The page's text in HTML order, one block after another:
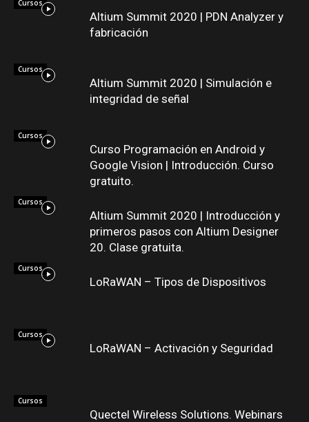
Cursos
Altium Summit 2020 | PDN Analyzer y
fabricación
Cursos
Altium Summit 2020 | Simulación e
integridad de señal
Cursos
Curso Programación en Android y
Google Vision | Introducción. Curso
gratuito.
Cursos
Altium Summit 2020 | Introducción y
primeros pasos con Altium Designer
20. Clase gratuita.
Cursos
LoRaWAN – Tipos de Dispositivos
Cursos
LoRaWAN – Activación y Seguridad
Cursos
Quectel Wireless Solutions. Webinars